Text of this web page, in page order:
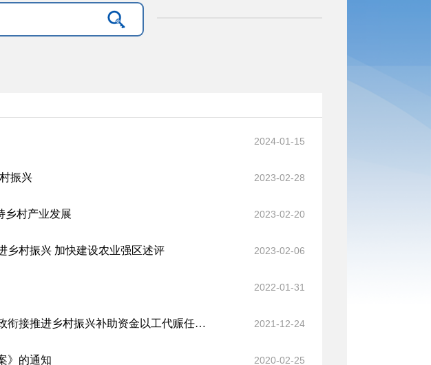
2024-01-15
振兴 2023-02-28
乡村产业发展 2023-02-20
村振兴 加快建设农业强区述评 2023-02-06
2022-01-31
自治区发展改革委下达2021年自治区财政衔接推进乡村振兴补助资金以工代赈任务计划 2021-12-24
》的通知 2020-02-25